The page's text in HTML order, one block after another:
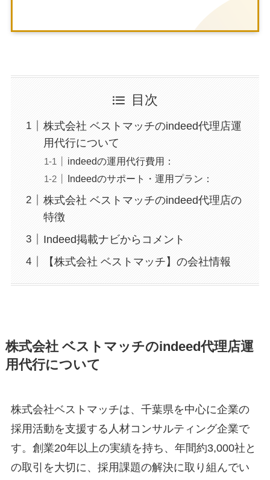
目次
株式会社 ベストマッチのindeed代理店運
用代行について
indeedの運用代行費用：
Indeedのサポート・運用プラン：
株式会社 ベストマッチのindeed代理店の
特徴
Indeed掲載ナビからコメント
【株式会社 ベストマッチ】の会社情報
株式会社 ベストマッチのindeed代理店運
用代行について
株式会社ベストマッチは、千葉県を中心に企業の
採用活動を支援する人材コンサルティング企業で
す。創業20年以上の実績を持ち、年間約3,000社と
の取引を大切に、採用課題の解決に取り組んでい